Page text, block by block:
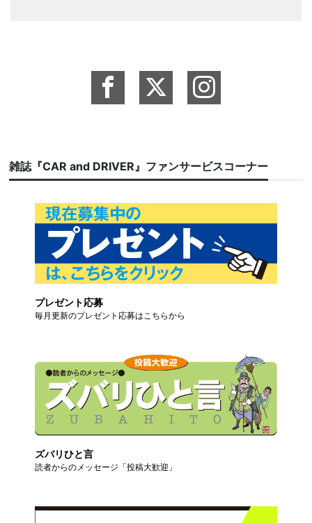
雑誌『CAR and DRIVER』ファンサービスコーナー
プレゼント応募
毎月更新のプレゼント応募はこちらから
ズバリひと言
読者からのメッセージ「投稿大歓迎」